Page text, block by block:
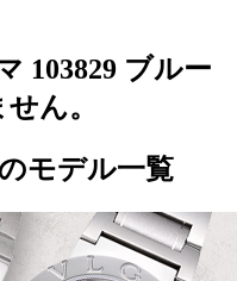
103829 ブルー
ん。
モデル一覧